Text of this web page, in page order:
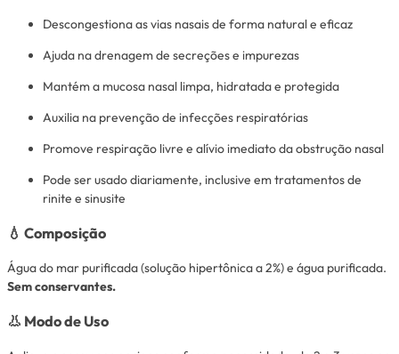
Descongestiona as vias nasais de forma natural e eficaz
Ajuda na drenagem de secreções e impurezas
Mantém a mucosa nasal limpa, hidratada e protegida
Auxilia na prevenção de infecções respiratórias
Promove respiração livre e alívio imediato da obstrução nasal
Pode ser usado diariamente, inclusive em tratamentos de
rinite e sinusite
💧 Composição
Água do mar purificada (solução hipertônica a 2%) e água purificada.
Sem conservantes.
👃 Modo de Uso